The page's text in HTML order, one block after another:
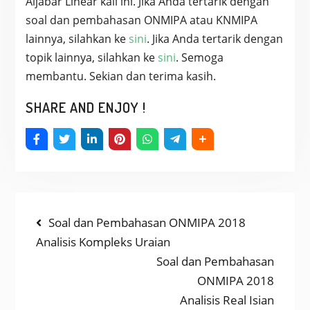
soal dan pembahasan ONMIPA atau KNMIPA
lainnya, silahkan ke sini. Jika Anda tertarik dengan
topik lainnya, silahkan ke sini. Semoga
membantu. Sekian dan terima kasih.
SHARE AND ENJOY !
NAVIGASI
POS
Previous
post:
Soal dan Pembahasan ONMIPA 2018
Analisis Kompleks Uraian
Next
Soal dan Pembahasan
ONMIPA 2018
Analisis Real Isian